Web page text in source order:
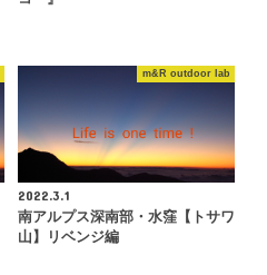
m&R outdoor lab
2022.3.1
南アルプス深南部・水窪【トサワ
山】リベンジ編